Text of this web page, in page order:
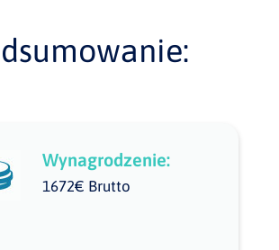
Wynagrodzenie:
1672€ Brutto